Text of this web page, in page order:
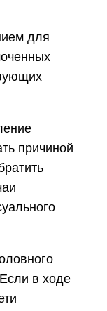
для
причиной
в ходе